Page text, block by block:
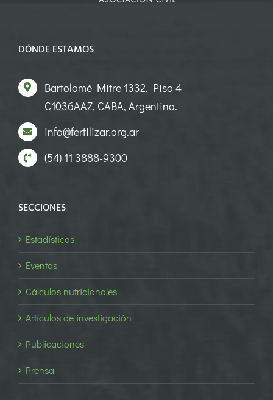
DÓNDE ESTAMOS
Bartolomé Mitre 1332, Piso 4
C1036AAZ, CABA, Argentina.
info@fertilizar.org.ar
(54) 11 3888-9300
SECCIONES
Estadísticas
Eventos
Cálculos nutricionales
Artículos de investigación
Publicaciones
Prensa